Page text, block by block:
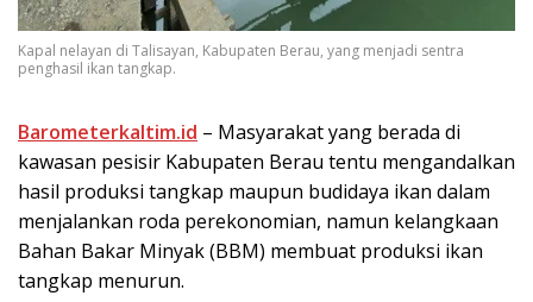
Kapal nelayan di Talisayan, Kabupaten Berau, yang menjadi sentra
penghasil ikan tangkap.
Barometerkaltim.id – Masyarakat yang berada di
kawasan pesisir Kabupaten Berau tentu mengandalkan
hasil produksi tangkap maupun budidaya ikan dalam
menjalankan roda perekonomian, namun kelangkaan
Bahan Bakar Minyak (BBM) membuat produksi ikan
tangkap menurun.